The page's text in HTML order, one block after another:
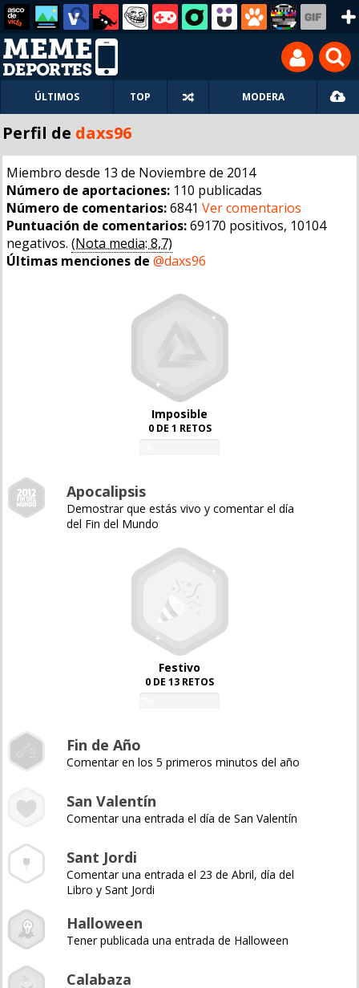
ÚLTIMOS TOP MODERA
Perfil de daxs96
Miembro desde 13 de Noviembre de 2014
Número de aportaciones: 110 publicadas
Número de comentarios:6841 Ver comentarios
Puntuación de comentarios:69170 positivos, 10104
negativos. (Nota media: 8,7)
Últimas menciones de @daxs96
Imposible
0 DE 1 RETOS
Apocalipsis
Demostrar que estás vivo y comentar el día
del Fin del Mundo
Festivo
0 DE 13 RETOS
Fin de Año
Comentar en los 5 primeros minutos del año
San Valentín
Comentar una entrada el día de San Valentín
Sant Jordi
Comentar una entrada el 23 de Abril, día del
Libro y Sant Jordi
Halloween
Tener publicada una entrada de Halloween
Calabaza